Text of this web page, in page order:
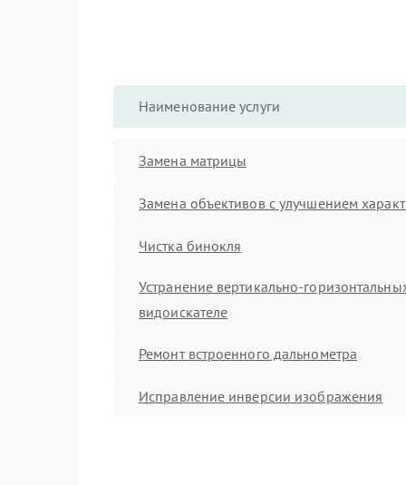
Наименование услуги
Замена матрицы
Замена объективов с улучшением
Чистка бинокля
Устранение вертикально-
видоискателе
Ремонт встроенного дальнометра
Исправление инверсии изображения